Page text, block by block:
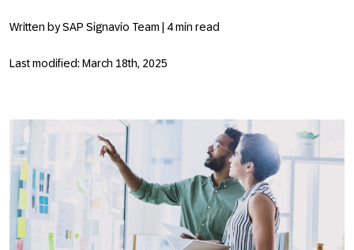
Written by SAP Signavio Team | 4 min read
Last modified: March 18th, 2025